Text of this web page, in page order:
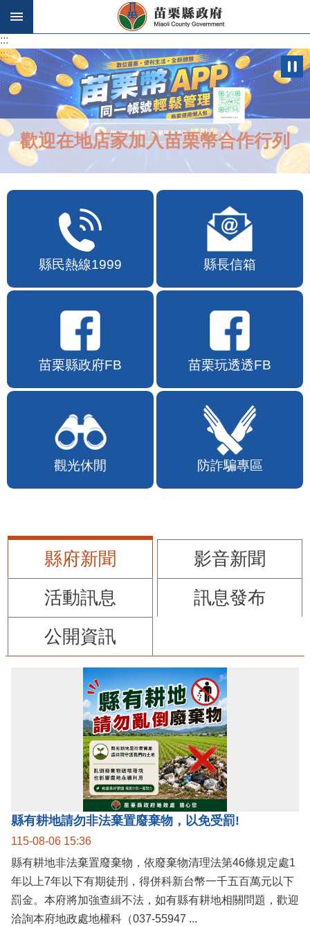
跳到主要內容區塊
:::
:::
歡迎在地店家加入苗栗幣合作行列
縣民熱線1999 縣長信箱
苗栗縣政府FB 苗栗玩透透FB
觀光休閒 防詐騙專區
縣府新聞
影音新聞
活動訊息
訊息發布
公開資訊
縣有耕地請勿非法棄置廢棄物，以免受罰!
115-08-06 15:36
縣有耕地非法棄置廢棄物，依廢棄物清理法第46條規定處1
年以上7年以下有期徒刑，得併科新台幣一千五百萬元以下
罰金。本府將加強查緝不法，如有縣有耕地相關問題，歡迎
洽詢本府地政處地權科（037-55947 ...